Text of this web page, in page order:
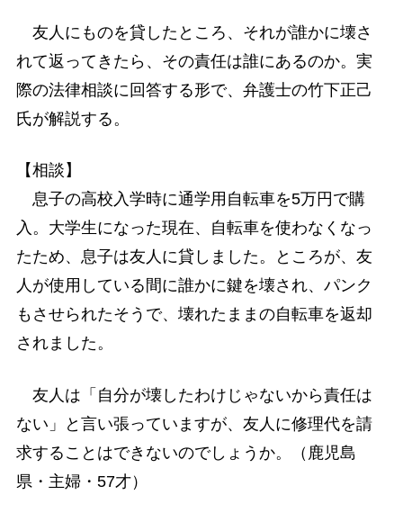
友人にものを貸したところ、それが誰かに壊さ
れて返ってきたら、その責任は誰にあるのか。実
際の法律相談に回答する形で、弁護士の竹下正己
氏が解説する。
【相談】
息子の高校入学時に通学用自転車を5万円で購
入。大学生になった現在、自転車を使わなくなっ
たため、息子は友人に貸しました。ところが、友
人が使用している間に誰かに鍵を壊され、パンク
もさせられたそうで、壊れたままの自転車を返却
されました。
友人は「自分が壊したわけじゃないから責任は
ない」と言い張っていますが、友人に修理代を請
求することはできないのでしょうか。（鹿児島
県・主婦・57才）